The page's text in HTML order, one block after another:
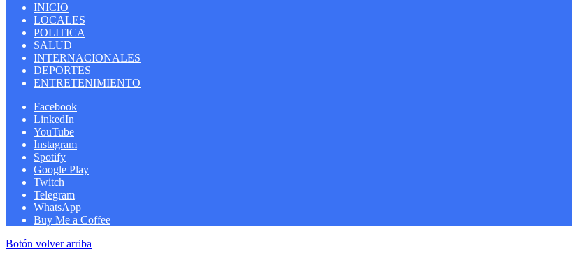
INICIO
LOCALES
POLITICA
SALUD
INTERNACIONALES
DEPORTES
ENTRETENIMIENTO
Facebook
LinkedIn
YouTube
Instagram
Spotify
Google Play
Twitch
Telegram
WhatsApp
Buy Me a Coffee
Botón volver arriba